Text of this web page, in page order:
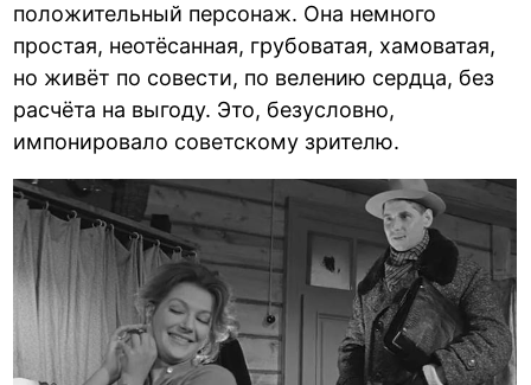
положительный персонаж. Она немного
простая, неотёсанная, грубоватая, хамоватая,
но живёт по совести, по велению сердца, без
расчёта на выгоду. Это, безусловно,
импонировало советскому зрителю.